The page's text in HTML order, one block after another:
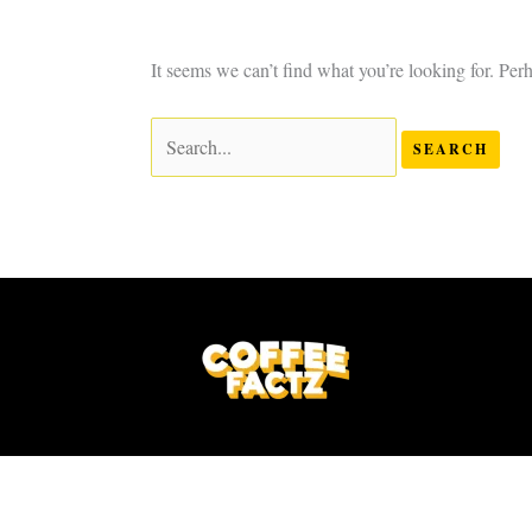
It seems we can’t find what you’re looking for.
for: